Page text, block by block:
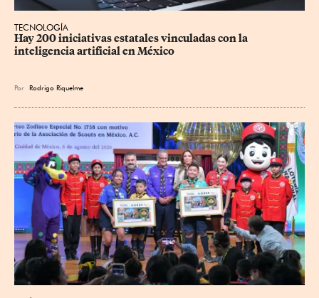
TECNOLOGÍA
Hay 200 iniciativas estatales vinculadas con la
inteligencia artificial en México
Por Rodrigo Riquelme